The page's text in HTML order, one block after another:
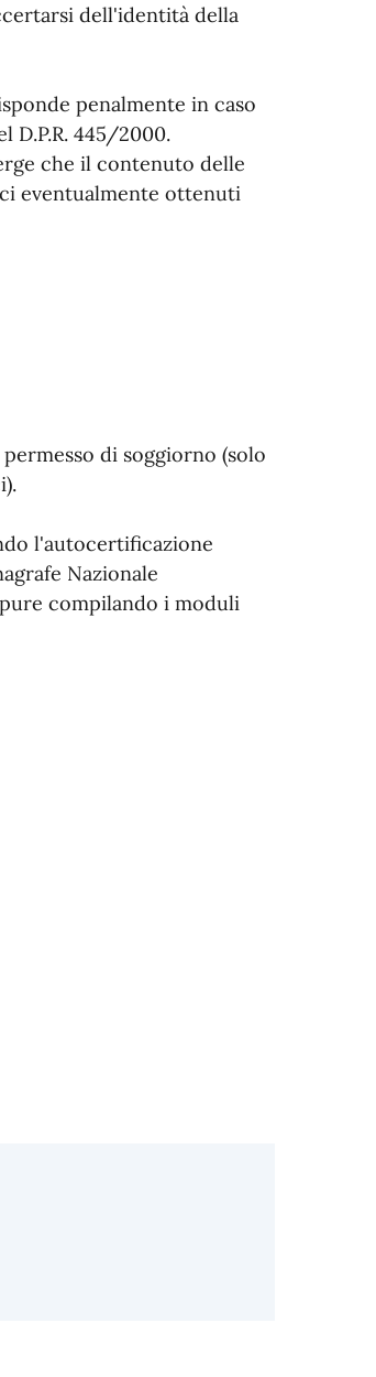
dell'identità della
penalmente in caso
D.P.R. 445/2000.
che il contenuto delle
eventualmente ottenuti
di soggiorno (solo
l'autocertificazione
Nazionale
compilando i moduli